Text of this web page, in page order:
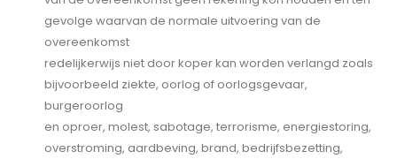
gevolge waarvan de normale uitvoering van de
overeenkomst
redelijkerwijs niet door koper kan worden verlangd zoals
bijvoorbeeld ziekte, oorlog of oorlogsgevaar,
burgeroorlog
en oproer, molest, sabotage, terrorisme, energiestoring,
overstroming, aardbeving, brand, bedrijfsbezetting,